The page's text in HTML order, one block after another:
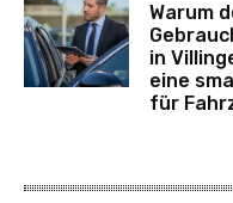
Warum
in
eine
für